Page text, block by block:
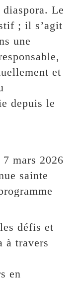
Le
; il s’agit
une
et
depuis le
mars 2026
sainte
défis et
à travers
en